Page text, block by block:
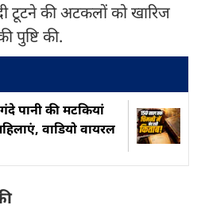
टूटने की अटकलों को खारिज
पुष्टि की.
पानी की मटकियां
वाडियो वायरल